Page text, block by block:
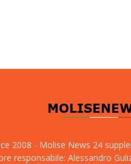
2008 - Molise News 24
responsabile: Alessandro